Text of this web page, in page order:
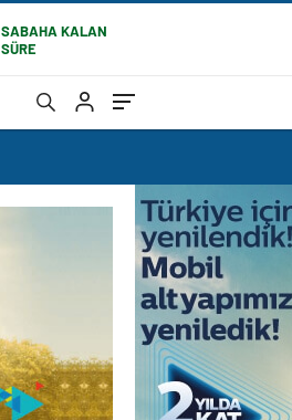
SABAHA KALAN
SÜRE